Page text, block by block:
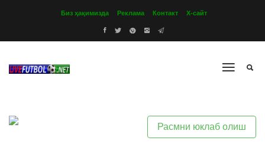
Биз ҳақимизда Реклама Контакт Х-сайт
Расмни юклаб олиш